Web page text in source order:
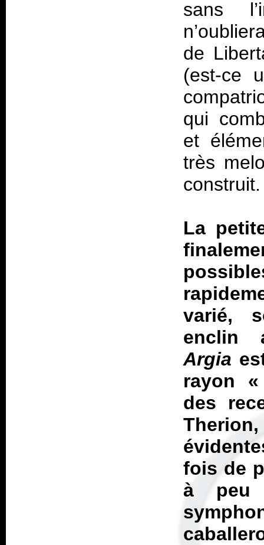
sans
de
(est-ce
qui
et
très
construit.
La
varié,
enclin
Argia
rayon
des
fois de
à peu